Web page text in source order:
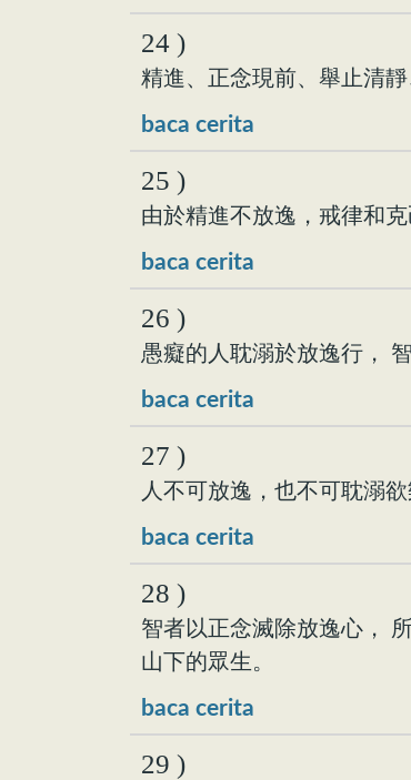
24 )
精進、正念現前、舉止清
baca cerita
25 )
由於精進不放逸，戒律和
baca cerita
26 )
愚癡的人耽溺於放逸行，
baca cerita
27 )
人不可放逸，也不可耽溺
baca cerita
28 )
智者以正念滅除放逸心，
山下的眾生。
baca cerita
29 )